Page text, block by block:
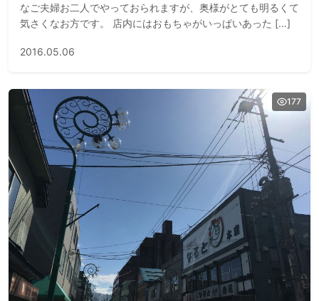
なご夫婦お二人でやっておられますが、奥様がとても明るくて
気さくなお方です。 店内にはおもちゃがいっぱいあった […]
2016.05.06
177